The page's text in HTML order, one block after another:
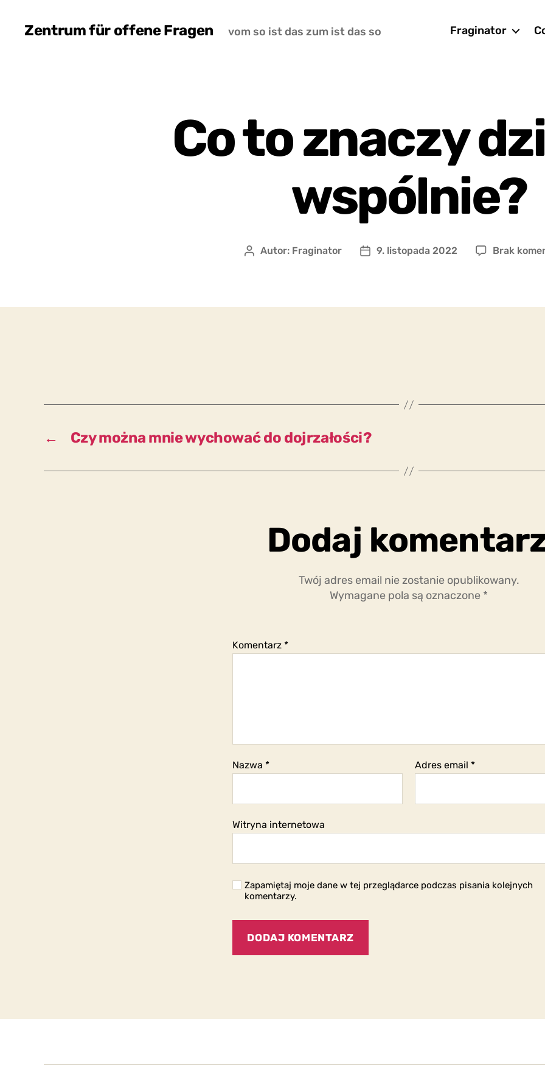
Zentrum für offene Fragen vom so ist das zum ist das so Fraginator
Co to znaczy
wspólnie?
Autor
Autor: Fraginator
Data9. listopada 2022 Brak
← Czy można mnie wychować do dojrzałości?
Dodaj
Twój adres email nie zostanie opublikowany.
Wymagane pola są oznaczone *
Komentarz *
Nazwa * Adres email *
Witryna internetowa
Zapamiętaj moje dane w tej przeglądarce podczas pisania kolejnych
komentarzy.